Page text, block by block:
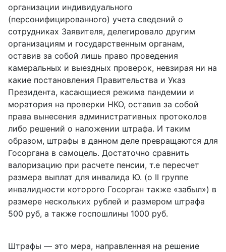
организации индивидуального
(персонифицированного) учета сведений о
сотрудниках Заявителя, делегировало другим
организациям и государственным органам,
оставив за собой лишь право проведения
камеральных и выездных проверок, невзирая ни на
какие постановления Правительства и Указ
Президента, касающиеся режима пандемии и
моратория на проверки НКО, оставив за собой
права вынесения административных протоколов
либо решений о наложении штрафа. И таким
образом, штрафы в данном деле превращаются для
Госоргана в самоцель. Достаточно сравнить
валоризацию при расчете пенсии, т.е пересчет
размера выплат для инвалида Ю. (о II группе
инвалидности которого Госорган также «забыл») в
размере нескольких рублей и размером штрафа
500 руб, а также госпошлины 1000 руб.
Штрафы — это мера, направленная на решение